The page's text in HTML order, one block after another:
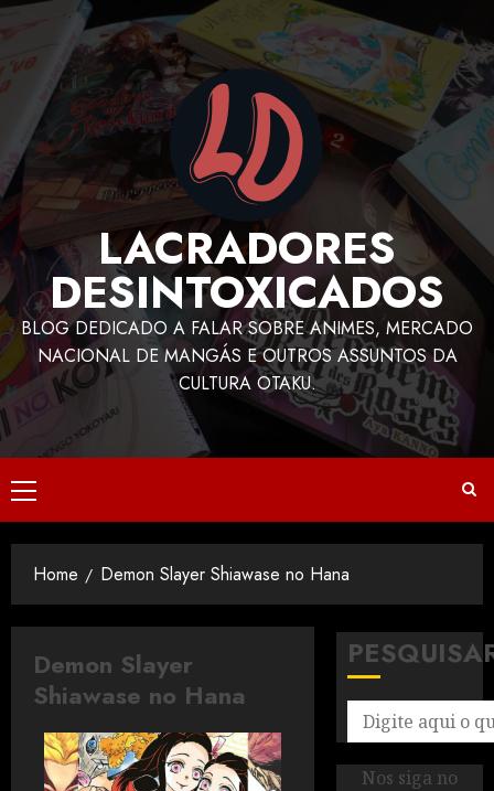
LACRADORES
DESINTOXICADOS
BLOG DEDICADO A FALAR SOBRE ANIMES, MERCADO
NACIONAL DE MANGÁS E OUTROS ASSUNTOS DA
CULTURA OTAKU.
Home Demon Slayer Shiawase no Hana
Demon Slayer
Shiawase no Hana
Nos siga no